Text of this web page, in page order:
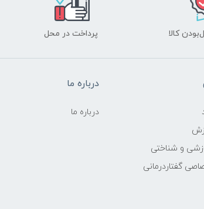
کالا پرداخت در محل
و شناختی
گفتاردرمانی
درباره ما
درباره ما